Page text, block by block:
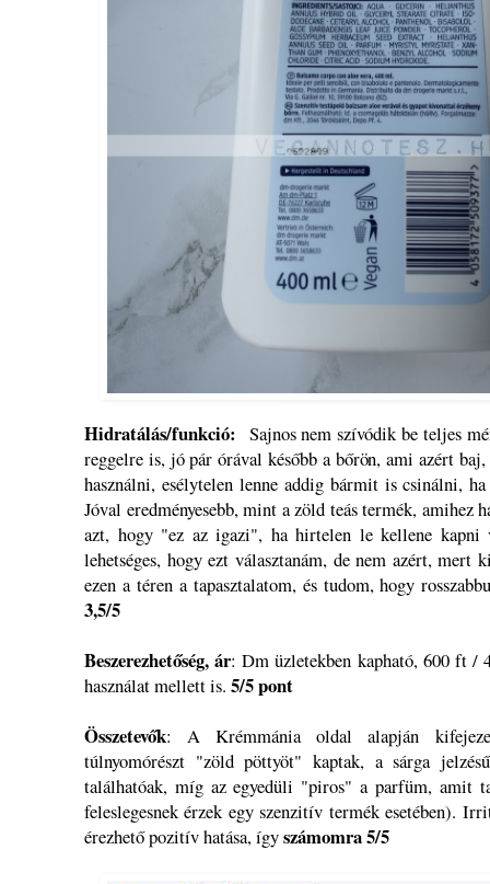
Hidratálás/funkció: Sajnos nem szívódik be teljes
reggelre is, jó pár órával később a bőrön, ami azért baj,
használni, esélytelen lenne addig bármit is csinálni,
Jóval eredményesebb, mint a zöld teás termék, amihez
azt, hogy "ez az igazi", ha hirtelen le kellene
lehetséges, hogy ezt választanám, de nem azért, mert
ezen a téren a tapasztalatom, és tudom, hogy
3,5/5
Beszerezhetőség, ár: Dm üzletekben kapható, 600 ft /
használat mellett is. 5/5 pont
Összetevők: A Krémmánia oldal alapján
túlnyomórészt "zöld pöttyöt" kaptak, a sárga
találhatóak, míg az egyedüli "piros" a parfüm, amit
feleslegesnek érzek egy szenzitív termék esetében).
érezhető pozitív hatása, ígyszámomra 5/5